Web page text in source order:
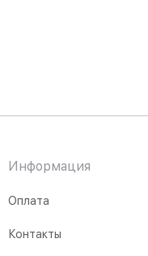
Информация
Оплата
Контакты